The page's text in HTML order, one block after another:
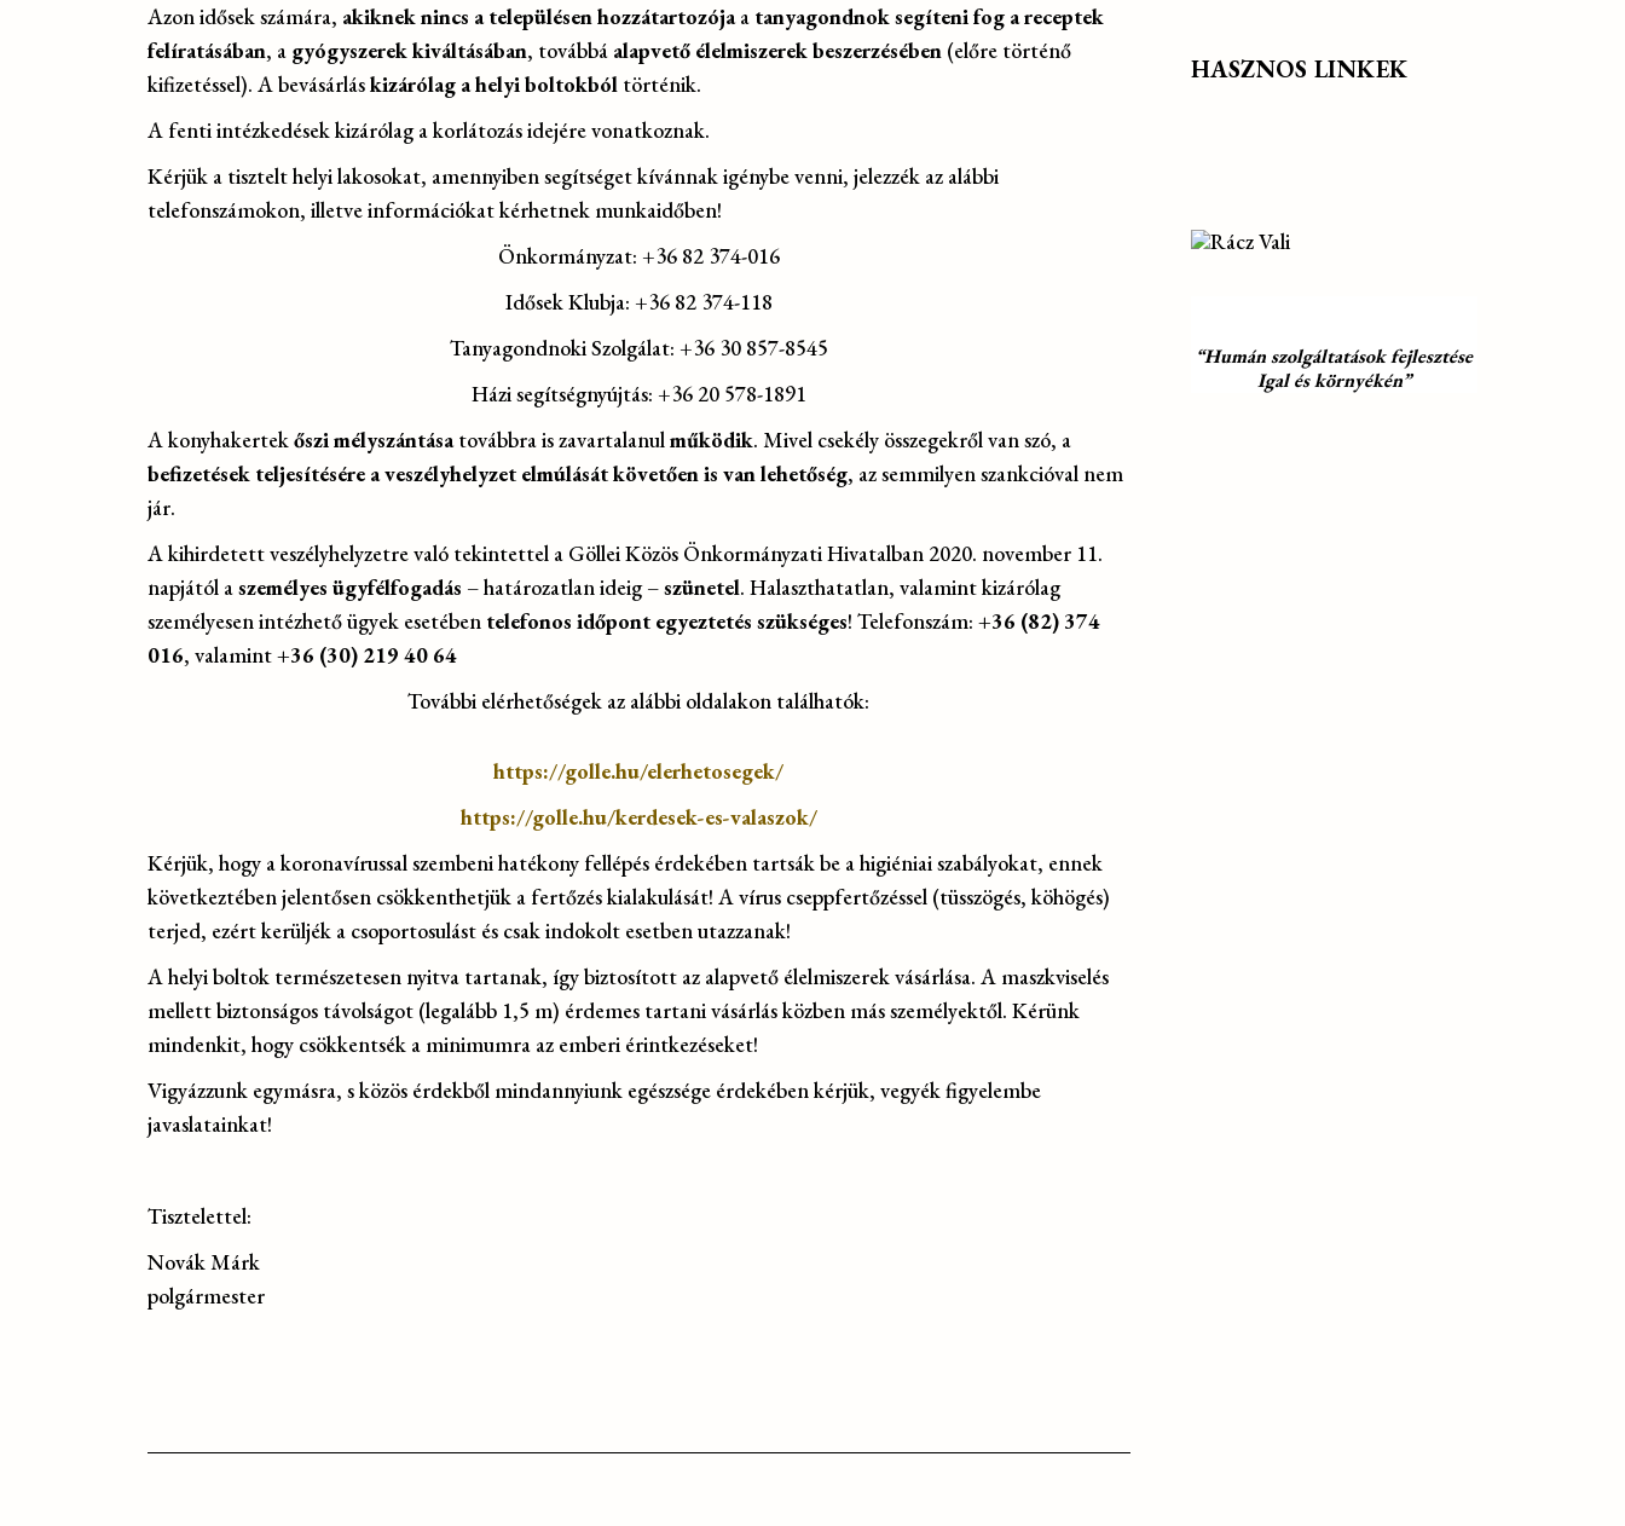
Azon idősek számára, akiknek nincs a településen hozzátartozójaa tanyagondnok segíteni fog a receptek
felíratásában, a gyógyszerek kiváltásában, továbbá alapvető élelmiszerek beszerzésében (előre történő
kifizetéssel). A bevásárláskizárólag a helyi boltokból történik.
A fenti intézkedések kizárólag a korlátozás idejére vonatkoznak.
Kérjük a tisztelt helyi lakosokat, amennyiben segítséget kívánnak igénybe venni, jelezzék az alábbi
telefonszámokon, illetve információkat kérhetnek munkaidőben!
Önkormányzat: +36 82 374-016
Idősek Klubja: +36 82 374-118
Tanyagondnoki Szolgálat: +36 30 857-8545
Házi segítségnyújtás: +36 20 578-1891
A konyhakertek őszi mélyszántásatovábbra is zavartalanul működik. Mivel csekély összegekről van szó, a
befizetések teljesítésére a veszélyhelyzet elmúlását követően is van lehetőség, az semmilyen szankcióval nem
jár.
A kihirdetett veszélyhelyzetre való tekintettel a Göllei Közös Önkormányzati Hivatalban 2020. november 11.
napjától aszemélyes ügyfélfogadás – határozatlan ideig –szünetel. Halaszthatatlan, valamint kizárólag
személyesen intézhető ügyek esetében telefonos időpont egyeztetés szükséges! Telefonszám: +36 (82) 374
016, valamint+36 (30) 219 40 64
További elérhetőségek az alábbi oldalakon találhatók:
https://golle.hu/elerhetosegek/
https://golle.hu/kerdesek-es-valaszok/
Kérjük, hogy a koronavírussal szembeni hatékony fellépés érdekében tartsák be a higiéniai szabályokat, ennek
következtében jelentősen csökkenthetjük a fertőzés kialakulását! A vírus cseppfertőzéssel (tüsszögés, köhögés)
terjed, ezért kerüljék a csoportosulást és csak indokolt esetben utazzanak!
A helyi boltok természetesen nyitva tartanak, így biztosított az alapvető élelmiszerek vásárlása. A maszkviselés
mellett biztonságos távolságot (legalább 1,5 m) érdemes tartani vásárlás közben más személyektől. Kérünk
mindenkit, hogy csökkentsék a minimumra az emberi érintkezéseket!
Vigyázzunk egymásra, s közös érdekből mindannyiunk egészsége érdekében kérjük, vegyék figyelembe
javaslatainkat!
Tisztelettel:
Novák Márk
polgármester
HASZNOS LINKEK
“Humán szolgáltatások fejlesztése
Igal és környékén”